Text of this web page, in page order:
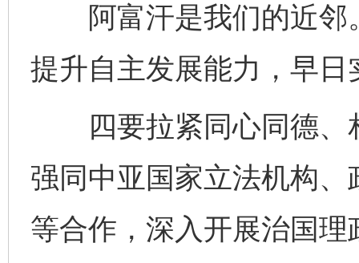
阿富汗是我们的近邻
提升自主发展能力，早
四要拉紧同心同德、
强同中亚国家立法机构
等合作，深入开展治国